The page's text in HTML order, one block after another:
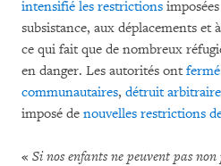
intensifié les restrictions
subsistance, aux déplacements et
ce qui fait que de nombreux
en danger. Les autorités ont
communautaires, détruit
imposé de nouvelles restrictions
« Si nos enfants ne peuvent pas